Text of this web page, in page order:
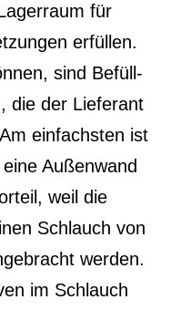
für
erfüllen.
sind Befüll-
die der Lieferant
einfachsten ist
Außenwand
weil die
Schlauch von
werden.
im Schlauch